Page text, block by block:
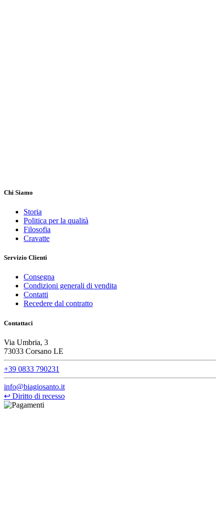
Chi Siamo
Storia
Politica per la qualità
Filosofia
Cravatte
Servizio Clienti
Consegna
Condizioni generali di vendita
Contatti
Recedere dal contratto
Contattaci
Via Umbria, 3
73033 Corsano LE
+39 0833 790231
info@biagiosanto.it
↩ Diritto di recesso